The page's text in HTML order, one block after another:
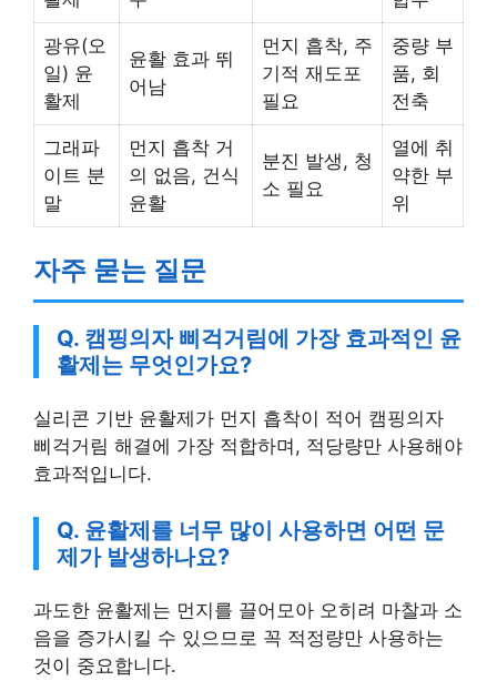
광유(오
일) 윤
활제
어남
먼지 흡착, 주
기적 재도포
필요
중량 부
품, 회
전축
그래파
이트 분
말
먼지 흡착 거
의 없음, 건식
윤활
소 필요
열에 취
약한 부
위
자주 묻는 질문
Q. 캠핑의자 삐걱거림에 가장 효과적인 윤
활제는 무엇인가요?
삐걱거림 해결에 가장 적합하며, 적당량만 사용해야
효과적입니다.
Q. 윤활제를 너무 많이 사용하면 어떤 문
제가 발생하나요?
음을 증가시킬 수 있으므로 꼭 적정량만 사용하는
것이 중요합니다.